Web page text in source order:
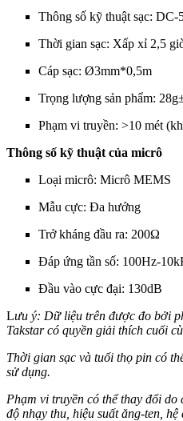
Thông số kỹ thuật sạc: DC-
Thời gian sạc: Xấp xỉ 2,5
Cáp sạc: Ø3mm*0,5m
Trọng lượng sản phẩm:
Phạm vi truyền: >10 mét
Thông số kỹ thuật của micrô
Loại micrô: Micrô MEMS
Mẫu cực: Đa hướng
Trở kháng đầu ra: 200Ω
Đáp ứng tần số: 100Hz-
Đầu vào cực đại: 130dB
Lưu ý: Dữ liệu trên được đo bởi
Takstar có quyền giải thích cuối
Thời gian sạc và tuổi thọ pin có
sử dụng.
Phạm vi truyền có thể thay đổi
độ nhạy thu, hiệu suất ăng-ten, hệ